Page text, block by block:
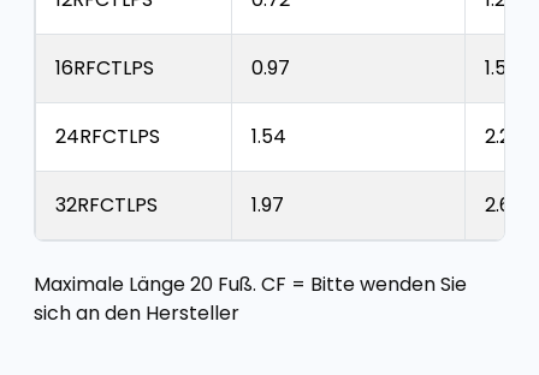
16RFCTLPS 0.97 1.54
24RFCTLPS 1.54 2.22
32RFCTLPS 1.97 2.65
Maximale Länge 20 Fuß. CF = Bitte wenden Sie
sich an den Hersteller